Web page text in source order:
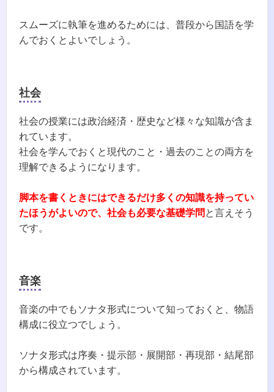
スムーズに執筆を進めるためには、普段から国語を学
んでおくとよいでしょう。
社会
社会の授業には政治経済・歴史など様々な知識が含ま
れています。
社会を学んでおくと現代のこと・過去のことの両方を
理解できるようになります。
脚本を書くときにはできるだけ多くの知識を持ってい
たほうがよいので、社会も必要な基礎学問 と言えそう
です。
音楽
音楽の中でもソナタ形式について知っておくと、物語
構成に役立つでしょう。
ソナタ形式は序奏・提示部・展開部・再現部・結尾部
から構成されています。